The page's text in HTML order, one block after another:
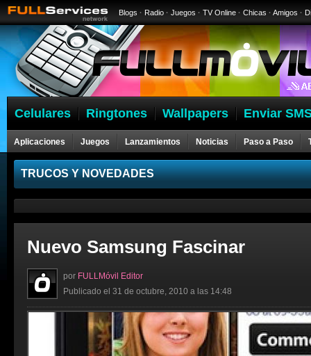
Blogs · Radio · Juegos · TV Online · Chicas · Amigos ·
Celulares Ringtones Wallpapers Enviar
Aplicaciones Juegos Lanzamientos Noticias Paso a Paso
Celulares
TRUCOS Y NOVEDADES
Nuevo Samsung Fascinar
por FULLMóvil Editor
Publicado el 31 de octubre, 2010 a las 14:48